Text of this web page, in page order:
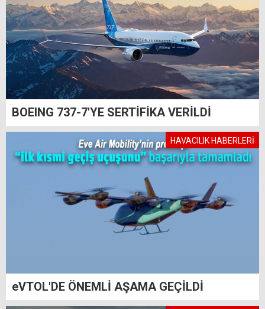
BOEING 737-7'YE SERTİFİKA VERİLDİ
HAVACILIK HABERLERİ
eVTOL'DE ÖNEMLİ AŞAMA GEÇİLDİ